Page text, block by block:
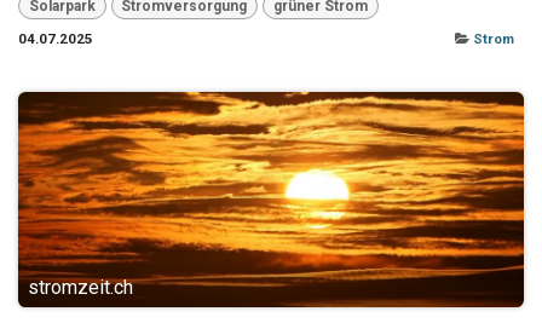
Solarpark Stromversorgung
grüner Strom
04.07.2025
Strom
stromzeit.ch